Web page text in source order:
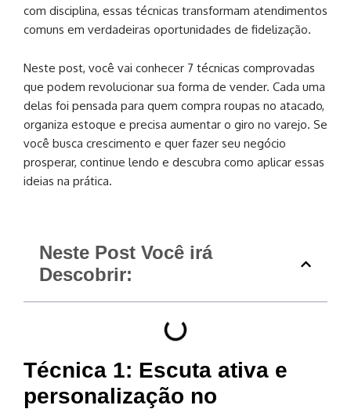
com disciplina, essas técnicas transformam atendimentos
comuns em verdadeiras oportunidades de fidelização.
Neste post, você vai conhecer 7 técnicas comprovadas
que podem revolucionar sua forma de vender. Cada uma
delas foi pensada para quem compra roupas no atacado,
organiza estoque e precisa aumentar o giro no varejo. Se
você busca crescimento e quer fazer seu negócio
prosperar, continue lendo e descubra como aplicar essas
ideias na prática.
Neste Post Você irá
Descobrir:
Técnica 1: Escuta ativa e
personalização no